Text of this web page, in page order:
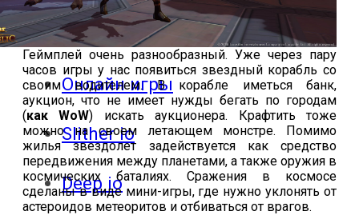
ответы
Онлайн игры
Slither io
Deep io
Геймплей очень разнообразный. Уже через пару
часов игры у нас появиться звездный корабль со
своим водителем. В корабле иметься банк,
аукцион, что не имеет нужды бегать по городам
(какWoW) искать аукционера. Крафтить тоже
можно на своем летающем монстре. Помимо
жилья звездолет задействуется как средство
передвижения между планетами, а также оружия в
космических баталиях. Сражения в космосе
сделаны в виде мини-игры, где нужно уклонять от
астероидов метеоритов и отбиваться от врагов.